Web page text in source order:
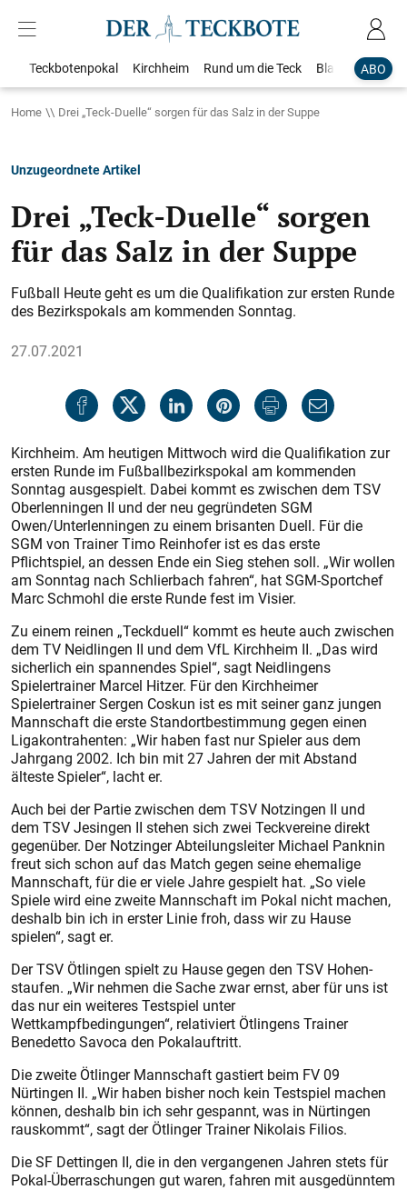
ABO
Teckbotenpokal Kirchheim Rund um die Teck Blaulicht
Home Drei „Teck-Duelle“ sorgen für das Salz in der Suppe
Unzugeordnete Artikel
Drei „Teck-Duelle“ sorgen
für das Salz in der Suppe
Fußball Heute geht es um die Qualifikation zur ersten Runde
des Bezirkspokals am kommenden Sonntag.
27.07.2021
Kirchheim. Am heutigen Mittwoch wird die Qualifikation zur
ersten Runde im Fußballbezirkspokal am kommenden
Sonntag ausge­spielt. Dabei kommt es zwischen dem TSV
Oberlenningen II und der neu gegründeten SGM
Owen/Unterlenningen zu einem brisanten Duell. Für die
SGM von Trainer Timo Reinhofer ist es das erste
Pflichtspiel, an dessen Ende ein Sieg stehen soll. „Wir wollen
am Sonntag nach Schlierbach fahren“, hat SGM-Sportchef
Marc Schmohl die erste Runde fest im Visier.
Zu einem reinen „Teckduell“ kommt es heute auch zwischen
dem TV Neidlingen II und dem VfL Kirchheim II. „Das wird
sicherlich ein spannendes Spiel“, sagt Neidlingens
Spielertrainer Marcel Hitzer. Für den Kirchheimer
Spielertrainer Sergen Coskun ist es mit seiner ganz jungen
Mannschaft die erste Standortbestimmung gegen einen
Ligakontrahenten: „Wir haben fast nur Spieler aus dem
Jahrgang 2002. Ich bin mit 27 Jahren der mit Abstand
älteste Spieler“, lacht er.
Auch bei der Partie zwischen dem TSV Notzingen II und
dem TSV Jesingen II stehen sich zwei Teckvereine direkt
gegenüber. Der Notzinger Abteilungsleiter ­Michael Panknin
freut sich schon auf das Match gegen seine ehemalige
Mannschaft, für die er viele Jahre gespielt hat. „So viele
Spiele wird eine zweite Mannschaft im Pokal nicht machen,
deshalb bin ich in erster Linie froh, dass wir zu Hause
spielen“, sagt er.
Der TSV Ötlingen spielt zu Hause gegen den TSV Hohen­
staufen. „Wir nehmen die Sache zwar ernst, aber für uns ist
das nur ein weiteres Testspiel unter
Wettkampfbedingungen“, rela­tiviert Ötlingens Trainer
Benedetto Savoca den Pokalauftritt.
Die zweite Ötlinger Mannschaft gastiert beim FV 09
Nürtingen II. „Wir haben bisher noch kein Testspiel machen
können, deshalb bin ich sehr gespannt, was in Nürtingen
rauskommt“, sagt der Ötlinger Trainer Nikolais Filios.
Die SF Dettingen II, die in den vergangenen Jahren stets für
Pokal-Überraschungen gut waren, fahren mit ausgedünntem